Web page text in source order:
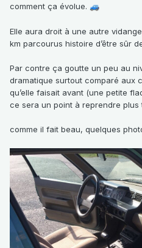
comment ça évolue. 🚙
Elle aura droit à une autre
km parcourus histoire d’être sûr
Par contre ça goutte un peu au
dramatique surtout comparé aux
qu’elle faisait avant (une petite
ce sera un point à reprendre plus
comme il fait beau, quelques